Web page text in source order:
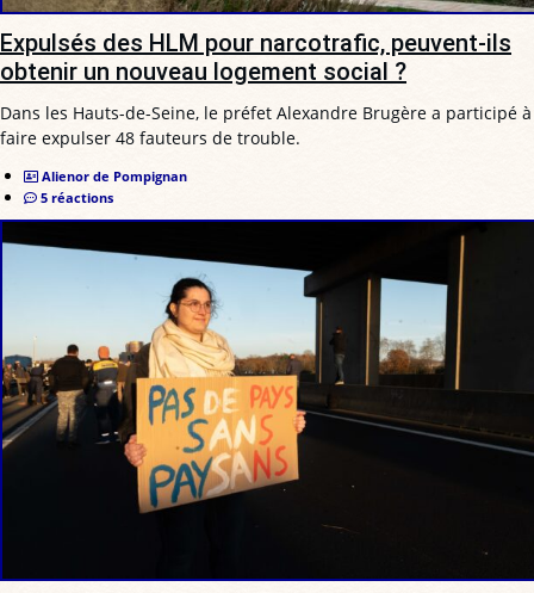
Expulsés des HLM pour narcotrafic, peuvent-ils
obtenir un nouveau logement social ?
Dans les Hauts-de-Seine, le préfet Alexandre Brugère a participé à
faire expulser 48 fauteurs de trouble.
Alienor de Pompignan
5 réactions